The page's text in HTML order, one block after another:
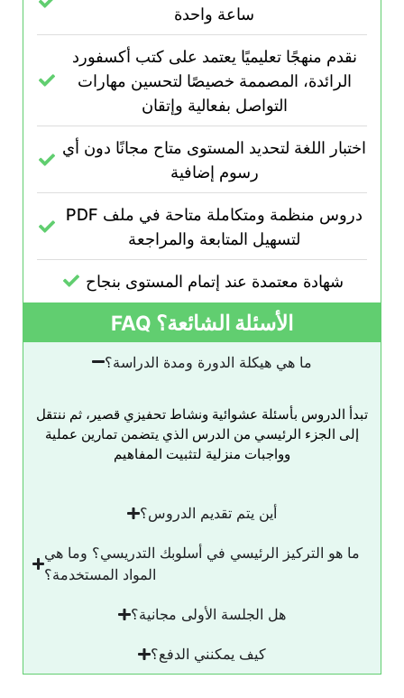
ساعة واحدة
نقدم منهجًا تعليميًا يعتمد على كتب أكسفورد
الرائدة، المصممة خصيصًا لتحسين مهارات
التواصل بفعالية وإتقان
اختبار اللغة لتحديد المستوى متاح مجانًا دون أي
رسوم إضافية
PDF دروس منظمة ومتكاملة متاحة في ملف
لتسهيل المتابعة والمراجعة
شهادة معتمدة عند إتمام المستوى بنجاح
FAQ الأسئلة الشائعة؟
ما هي هيكلة الدورة ومدة الدراسة؟
تبدأ الدروس بأسئلة عشوائية ونشاط تحفيزي قصير، ثم ننتقل
إلى الجزء الرئيسي من الدرس الذي يتضمن تمارين عملية
وواجبات منزلية لتثبيت المفاهيم
أين يتم تقديم الدروس؟
ما هو التركيز الرئيسي في أسلوبك التدريسي؟ وما هي
المواد المستخدمة؟
هل الجلسة الأولى مجانية؟
كيف يمكنني الدفع؟